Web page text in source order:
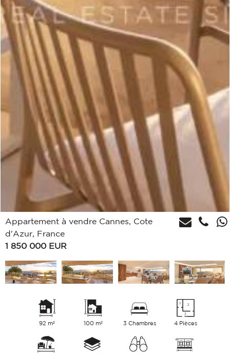
Appartement à vendre Cannes, Cote
d'Azur, France
1 850 000 EUR
92 m² 100 m² 3 Chambres 4 Pièces